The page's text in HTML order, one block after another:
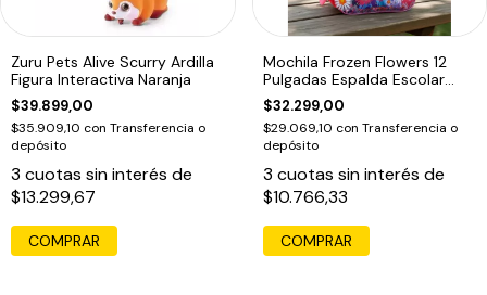
Zuru Pets Alive Scurry Ardilla
Figura Interactiva Naranja
$39.899,00
$35.909,10 con Transferencia o
depósito
3 cuotas sin interés de
$13.299,67
Mochila Frozen Flowers 12
Pulgadas Espalda Escolar
Coral
$32.299,00
$29.069,10 con Transferencia o
depósito
3 cuotas sin interés de
$10.766,33